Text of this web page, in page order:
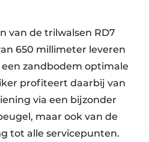
van de trilwalsen RD7
650 millimeter leveren
een zandbodem optimale
profiteert daarbij van
via een bijzonder
maar ook van de
tot alle servicepunten.